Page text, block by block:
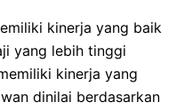
kinerja yang baik
yang lebih tinggi
kinerja yang
dinilai berdasarkan